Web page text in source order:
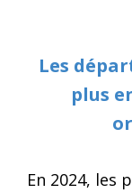
Les
plus
En 2024, les